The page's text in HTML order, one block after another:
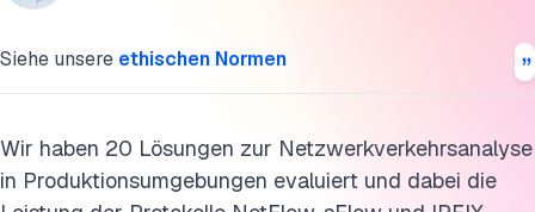
Siehe unsere ethischen Normen
Wir haben 20 Lösungen zur Netzwerkverkehrsanalyse
in Produktionsumgebungen evaluiert und dabei die
Diese Forschung zitieren